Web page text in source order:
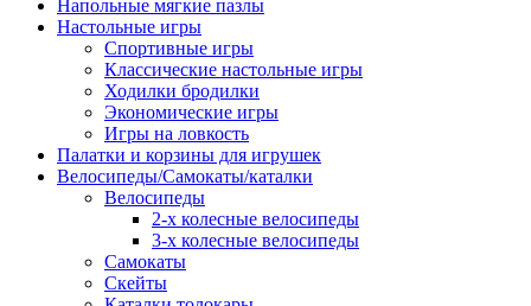
Напольные мягкие пазлы
Настольные игры
Спортивные игры
Классические настольные игры
Ходилки бродилки
Экономические игры
Игры на ловкость
Палатки и корзины для игрушек
Велосипеды/Самокаты/каталки
Велосипеды
2-х колесные велосипеды
3-х колесные велосипеды
Самокаты
Скейты